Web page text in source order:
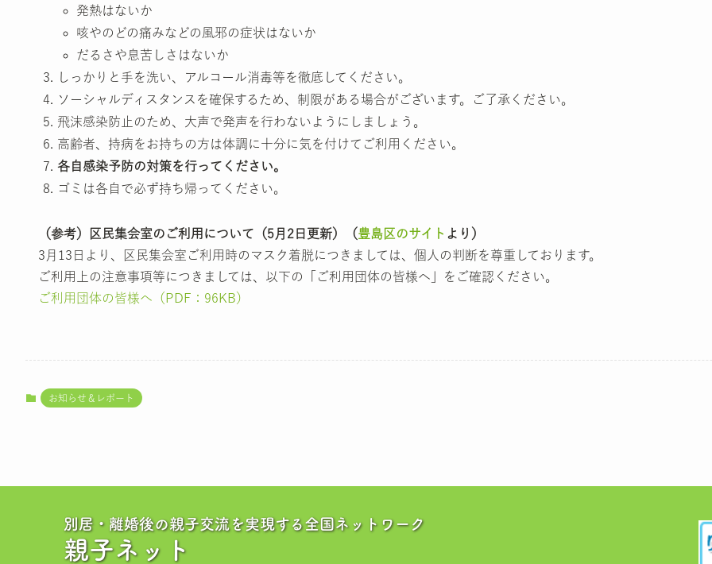
発熱はないか
咳やのどの痛みなどの風邪の症状はないか
だるさや息苦しさはないか
しっかりと手を洗い、アルコール消毒等を徹底してください。
ソーシャルディスタンスを確保するため、制限がある場合がございます。ご了承ください。
飛沫感染防止のため、大声で発声を行わないようにしましょう。
高齢者、持病をお持ちの方は体調に十分に気を付けてご利用ください。
各自感染予防の対策を行ってください。
ゴミは各自で必ず持ち帰ってください。
（参考）区民集会室のご利用について（5月2日更新）（豊島区のサイト より）
3月13日より、区民集会室ご利用時のマスク着脱につきましては、個人の判断を尊重しております。
ご利用上の注意事項等につきましては、以下の「ご利用団体の皆様へ」をご確認ください。
ご利用団体の皆様へ（PDF：96KB）
お知らせ＆レポート
別居・離婚後の親子交流を実現する全国ネットワーク
親子ネット